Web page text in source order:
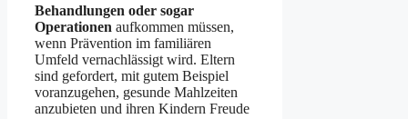
Behandlungen oder sogar
Operationen aufkommen müssen,
wenn Prävention im familiären
Umfeld vernachlässigt wird. Eltern
sind gefordert, mit gutem Beispiel
voranzugehen, gesunde Mahlzeiten
anzubieten und ihren Kindern Freude